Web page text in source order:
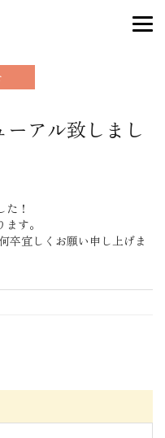
アル致しまし
！
す。
卒宜しくお願い申し上げま